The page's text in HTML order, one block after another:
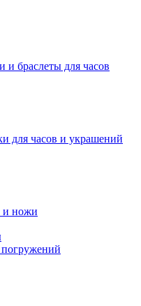
и браслеты для часов
для часов и украшений
и ножи